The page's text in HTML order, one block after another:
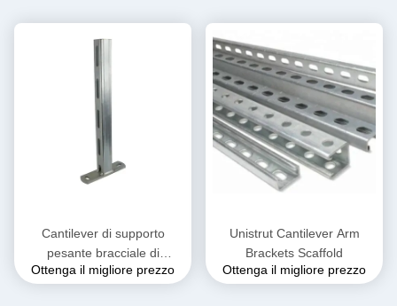
Cantilever di supporto
pesante bracciale di
supporto bracciale di
Ottenga il migliore prezzo
Unistrut Cantilever Arm
Brackets Scaffold
Ottenga il migliore prezzo